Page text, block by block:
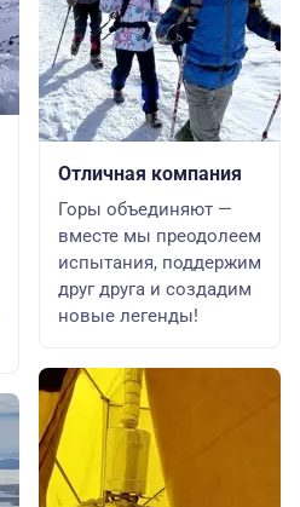
Отличная компания
Горы объединяют —
вместе мы преодолеем
испытания, поддержим
друг друга и создадим
новые легенды!